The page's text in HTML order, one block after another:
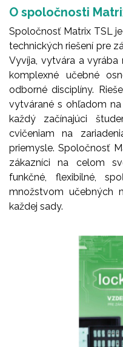
O spoločnosti
Spoločnosť Matrix TSL
technických riešení pre
Vyvíja, vytvára a vyrába
komplexné učebné
odborné disciplíny.
vytvárané s ohľadom
každý začínajúci
cvičeniam na
priemysle. Spoločnosť
zákazníci na celom
funkčné, flexibilné,
množstvom učebných
každej sady.